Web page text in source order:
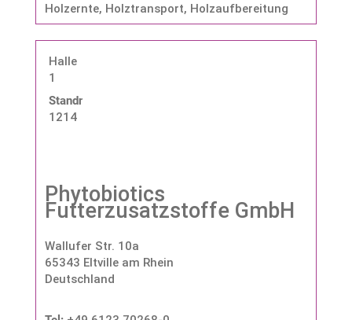
Holzernte, Holztransport, Holzaufbereitung
Halle
1
Standnummer:
1214
Phytobiotics
Futterzusatzstoffe GmbH
Wallufer Str. 10a
65343 Eltville am Rhein
Deutschland